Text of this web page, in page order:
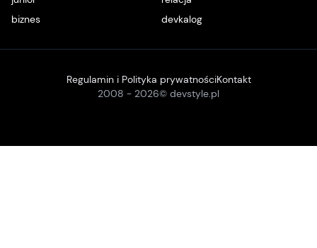
biznes
devkalog
2008 - 2026© devstyle.pl
Regulamin i Polityka prywatnościKontakt